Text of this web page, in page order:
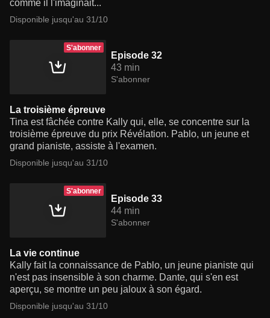
comme il l'imaginait...
Disponible jusqu'au 31/10
S'abonner
Episode 32
43 min
S'abonner
La troisième épreuve
Tina est fâchée contre Kally qui, elle, se concentre sur la
troisième épreuve du prix Révélation. Pablo, un jeune et
grand pianiste, assiste à l'examen.
Disponible jusqu'au 31/10
S'abonner
Episode 33
44 min
S'abonner
La vie continue
Kally fait la connaissance de Pablo, un jeune pianiste qui
n'est pas insensible à son charme. Dante, qui s'en est
aperçu, se montre un peu jaloux à son égard.
Disponible jusqu'au 31/10